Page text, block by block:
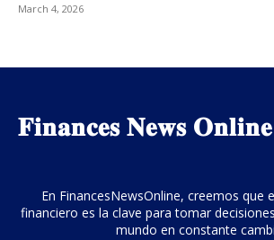
March 4, 2026
𝐅𝐢𝐧𝐚𝐧𝐜𝐞𝐬 𝐍𝐞𝐰𝐬 𝐎𝐧𝐥𝐢𝐧𝐞
En FinancesNewsOnline, creemos que
financiero es la clave para tomar
mundo en constante